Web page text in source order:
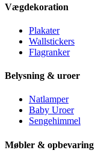
Vægdekoration
Plakater
Wallstickers
Flagranker
Belysning & uroer
Natlamper
Baby Uroer
Sengehimmel
Møbler & opbevaring